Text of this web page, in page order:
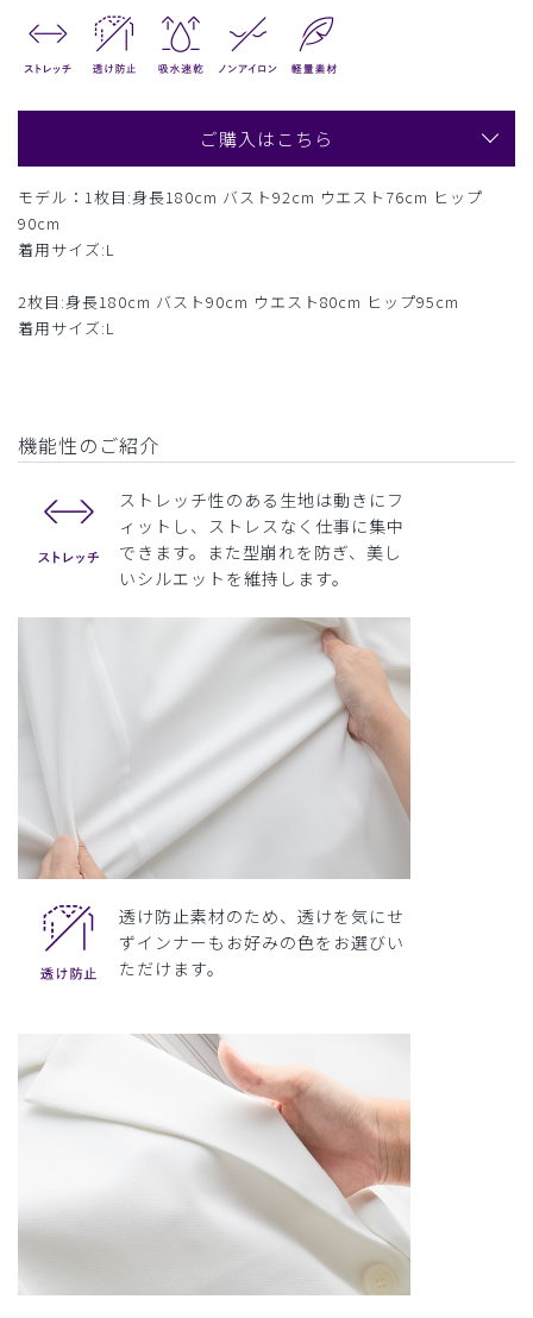
ご購入はこちら
モデル：1枚目:身長180cm バスト92cm ウエスト76cm ヒップ
90cm
着用サイズ:L
2枚目:身長180cm バスト90cm ウエスト80cm ヒップ95cm
着用サイズ:L
機能性のご紹介
ストレッチ性のある生地は動きにフ
ィットし、ストレスなく仕事に集中
できます。また型崩れを防ぎ、美し
いシルエットを維持します。
透け防止素材のため、透けを気にせ
ずインナーもお好みの色をお選びい
ただけます。